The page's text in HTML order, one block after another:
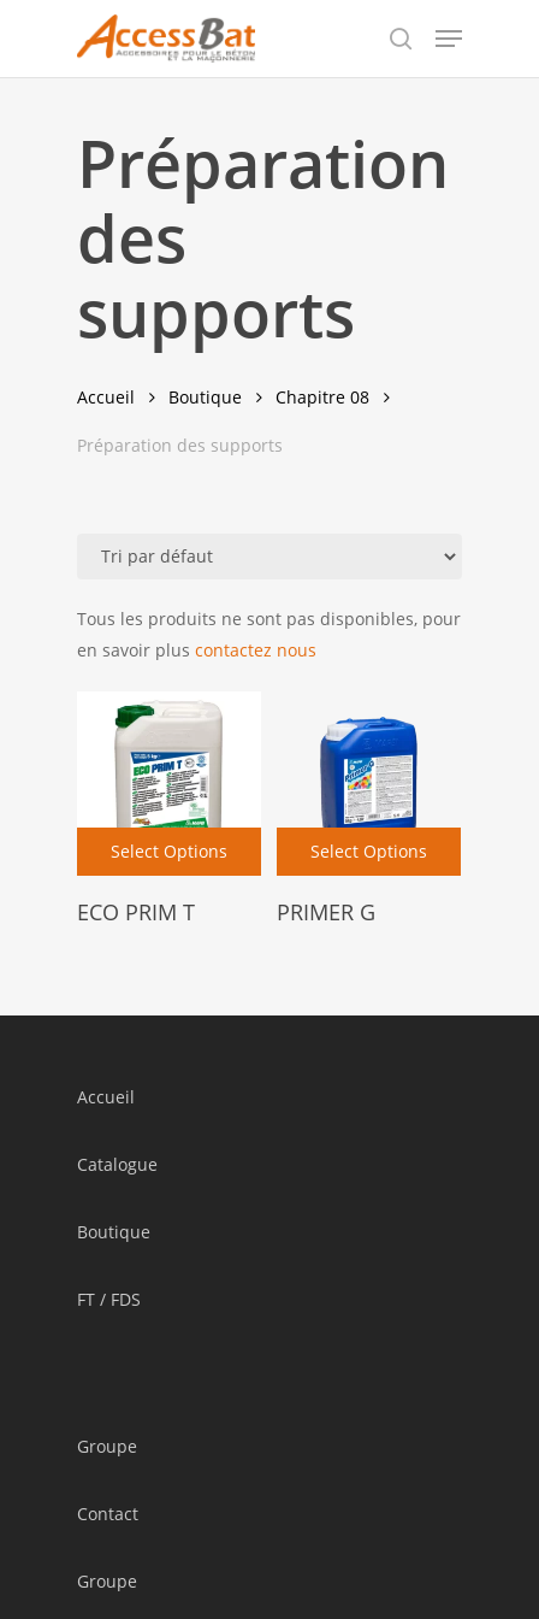
main
search
Menu
Préparation
des
supports
Accueil Boutique Chapitre 08
Préparation des supports
Tous les produits ne sont pas disponibles, pour
en savoir plus contactez nous
Select Options
ECO PRIM T
Select Options
PRIMER G
Accueil
Catalogue
Boutique
FT / FDS
Groupe
Contact
Groupe
Close